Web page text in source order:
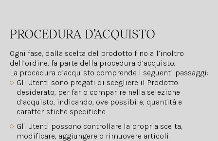
PROCEDURA D’ACQUISTO
Ogni fase, dalla scelta del prodotto fino all’inoltro
dell’ordine, fa parte della procedura d’acquisto.
La procedura d’acquisto comprende i seguenti passaggi:
Gli Utenti sono pregati di scegliere il Prodotto
desiderato, per farlo comparire nella selezione
d’acquisto, indicando, ove possibile, quantità e
caratteristiche specifiche.
Gli Utenti possono controllare la propria scelta,
modificare, aggiungere o rimuovere articoli.